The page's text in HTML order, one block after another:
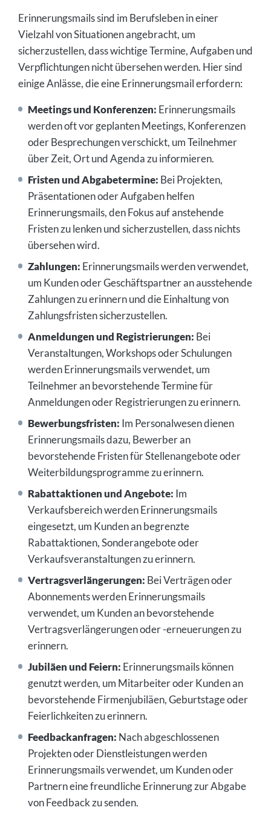
Erinnerungsmails sind im Berufsleben in einer
Vielzahl von Situationen angebracht, um
sicherzustellen, dass wichtige Termine, Aufgaben und
Verpflichtungen nicht übersehen werden. Hier sind
einige Anlässe, die eine Erinnerungsmail erfordern:
Meetings und Konferenzen: Erinnerungsmails
werden oft vor geplanten Meetings, Konferenzen
oder Besprechungen verschickt, um Teilnehmer
über Zeit, Ort und Agenda zu informieren.
Fristen und Abgabetermine: Bei Projekten,
Präsentationen oder Aufgaben helfen
Erinnerungsmails, den Fokus auf anstehende
Fristen zu lenken und sicherzustellen, dass nichts
übersehen wird.
Zahlungen: Erinnerungsmails werden verwendet,
um Kunden oder Geschäftspartner an ausstehende
Zahlungen zu erinnern und die Einhaltung von
Zahlungsfristen sicherzustellen.
Anmeldungen und Registrierungen: Bei
Veranstaltungen, Workshops oder Schulungen
werden Erinnerungsmails verwendet, um
Teilnehmer an bevorstehende Termine für
Anmeldungen oder Registrierungen zu erinnern.
Bewerbungsfristen: Im Personalwesen dienen
Erinnerungsmails dazu, Bewerber an
bevorstehende Fristen für Stellenangebote oder
Weiterbildungsprogramme zu erinnern.
Rabattaktionen und Angebote: Im
Verkaufsbereich werden Erinnerungsmails
eingesetzt, um Kunden an begrenzte
Rabattaktionen, Sonderangebote oder
Verkaufsveranstaltungen zu erinnern.
Vertragsverlängerungen: Bei Verträgen oder
Abonnements werden Erinnerungsmails
verwendet, um Kunden an bevorstehende
Vertragsverlängerungen oder -erneuerungen zu
erinnern.
Jubiläen und Feiern: Erinnerungsmails können
genutzt werden, um Mitarbeiter oder Kunden an
bevorstehende Firmenjubiläen, Geburtstage oder
Feierlichkeiten zu erinnern.
Feedbackanfragen: Nach abgeschlossenen
Projekten oder Dienstleistungen werden
Erinnerungsmails verwendet, um Kunden oder
Partnern eine freundliche Erinnerung zur Abgabe
von Feedback zu senden.